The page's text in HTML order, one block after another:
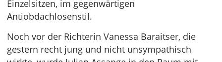
Einzelsitzen, im gegenwärtigen
Antiobdachlosenstil.
Noch vor der Richterin Vanessa Baraitser, die
gestern recht jung und nicht unsympathisch